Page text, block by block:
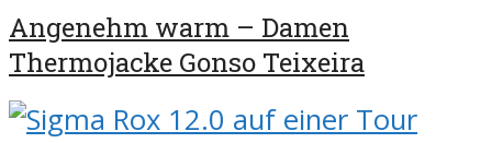
Angenehm warm – Damen
Thermojacke Gonso Teixeira